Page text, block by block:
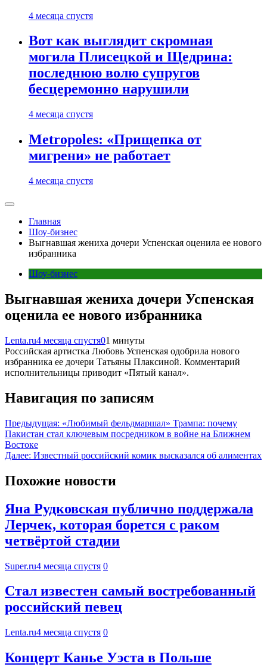
4 месяца спустя
Вот как выглядит скромная
могила Плисецкой и Щедрина:
последнюю волю супругов
бесцеремонно нарушили
4 месяца спустя
Metropoles: «Прищепка от
мигрени» не работает
4 месяца спустя
Главная
Шоу-бизнес
Выгнавшая жениха дочери Успенская оценила ее нового
избранника
Шоу-бизнес
Выгнавшая жениха дочери Успенская
оценила ее нового избранника
Lenta.ru4 месяца спустя01 минуты
Российская артистка Любовь Успенская одобрила нового
избранника ее дочери Татьяны Плаксиной. Комментарий
исполнительницы приводит «Пятый канал».
Навигация по записям
Предыдущая: «Любимый фельдмаршал» Трампа: почему
Пакистан стал ключевым посредником в войне на Ближнем
Востоке
Далее: Известный российский комик высказался об алиментах
Похожие новости
Яна Рудковская публично поддержала
Лерчек, которая борется с раком
четвёртой стадии
Super.ru4 месяца спустя 0
Стал известен самый востребованный
российский певец
Lenta.ru4 месяца спустя 0
Концерт Канье Уэста в Польше